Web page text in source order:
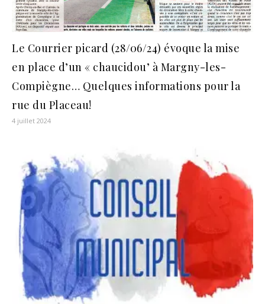
Le Courrier picard (28/06/24) évoque la mise
en place d’un « chaucidou’ à Margny-les-
Compiègne… Quelques informations pour la
rue du Placeau!
4 juillet 2024